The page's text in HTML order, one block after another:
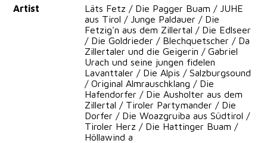
Artist
Läts Fetz / Die Pagger Buam / JUHE
aus Tirol / Junge Paldauer / Die
Fetzig'n aus dem Zillertal / Die Edlseer
/ Die Goldrieder / Blechquetscher / Da
Zillertaler und die Geigerin / Gabriel
Urach und seine jungen fidelen
Lavanttaler / Die Alpis / Salzburgsound
/ Original Almrauschklang / Die
Hafendorfer / Die Ausholter aus dem
Zillertal / Tiroler Partymander / Die
Dorfer / Die Woazgruiba aus Südtirol /
Tiroler Herz / Die Hattinger Buam /
Höllawind a